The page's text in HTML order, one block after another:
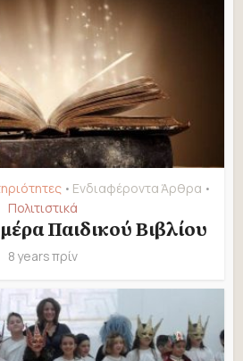
• Ενδιαφέροντα Άρθρα •
Πολιτιστικά
Παιδικού Βιβλίου
8 years πρίν